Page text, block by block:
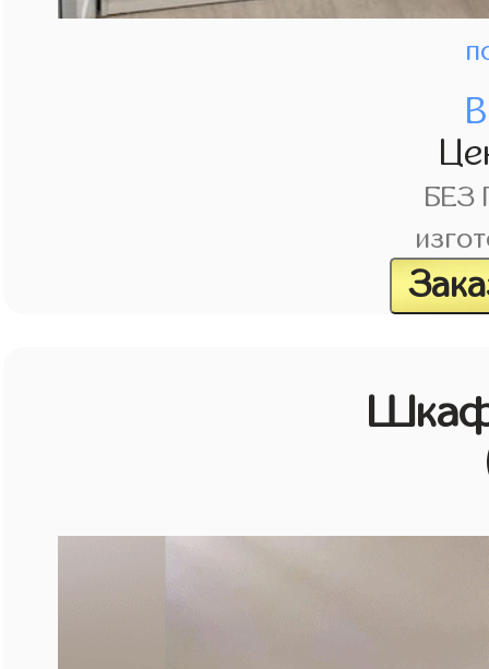
БЕЗ
Шкаф